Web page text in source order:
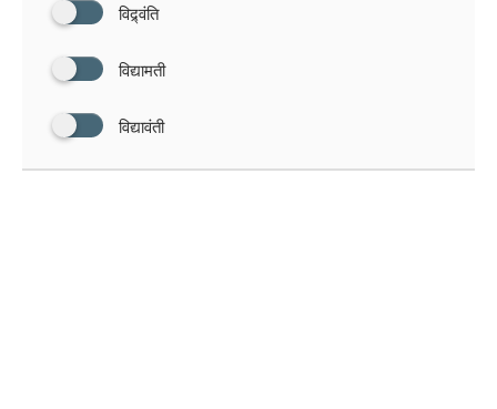
विद्र्वंति
विद्यामती
विद्यावंती